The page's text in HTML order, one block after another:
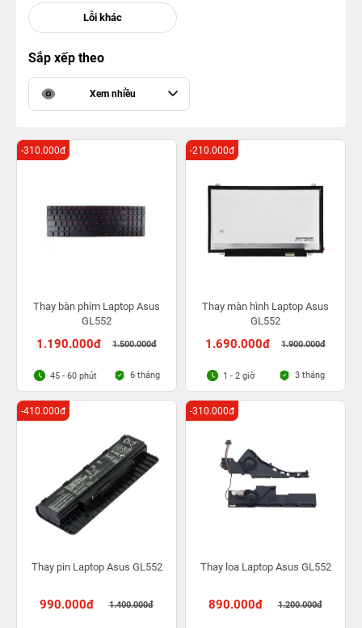
Sắp xếp theo
Xem nhiều
Thay bàn phím Laptop Asus
GL552
1.190.000đ 1.500.000đ
-310.000đ
45 - 60 phút 6 tháng
Thay màn hình Laptop Asus
GL552
1.690.000đ 1.900.000đ
-210.000đ
1 - 2 giờ 3 tháng
Thay pin Laptop Asus GL552
990.000đ 1.400.000đ
-410.000đ
Thay loa Laptop Asus GL552
890.000đ 1.200.000đ
-310.000đ